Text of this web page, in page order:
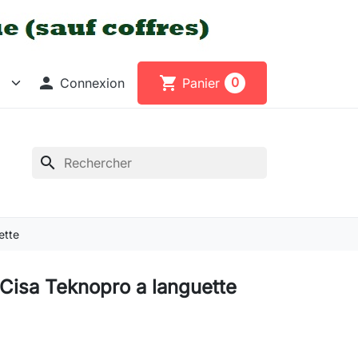
 Connexion shopping_cart Panier 0
search
Teknopro a languette